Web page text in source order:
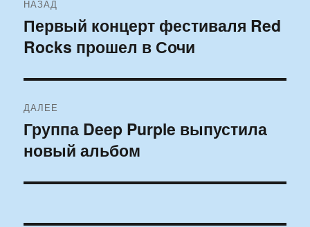
по
записям
НАЗАД
Предыдущая
запись:
Первый концерт фестиваля Red
Rocks прошел в Сочи
ДАЛЕЕ
Следующая
запись:
Группа Deep Purple выпустила
новый альбом